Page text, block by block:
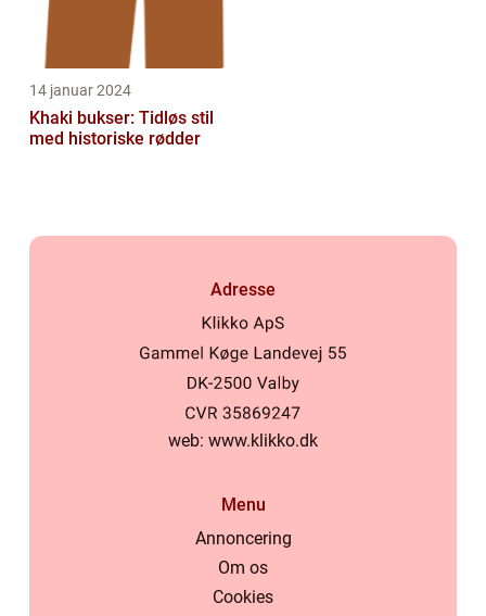
14 januar 2024
Khaki bukser: Tidløs stil
med historiske rødder
Adresse
web: www.klikko.dk
Menu
Annoncering
Om os
Cookies